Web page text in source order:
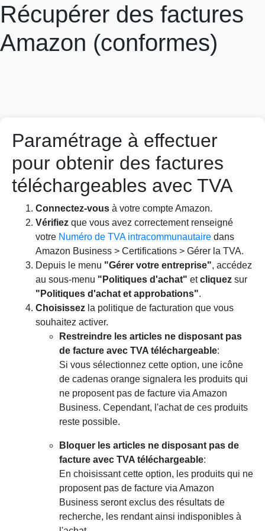
Récupérer des factures
Amazon (conformes)
Paramétrage à effectuer
pour obtenir des factures
téléchargeables avec TVA
Connectez-vous à votre compte Amazon.
Vérifiez que vous avez correctement renseigné
votre Numéro de TVA intracommunautaire dans
Amazon Business > Certifications > Gérer la TVA.
Depuis le menu "Gérer votre entreprise", accédez
au sous-menu "Politiques d'achat" etcliquez sur
"Politiques d'achat et approbations".
Choisissez la politique de facturation que vous
souhaitez activer.
Restreindre les articles ne disposant pas
de facture avec TVA téléchargeable:
Si vous sélectionnez cette option, une icône
de cadenas orange signalera les produits qui
ne proposent pas de facture via Amazon
Business. Cependant, l'achat de ces produits
reste possible.
Bloquer les articles ne disposant pas de
facture avec TVA téléchargeable:
En choisissant cette option, les produits qui ne
proposent pas de facture via Amazon
Business seront exclus des résultats de
recherche, les rendant ainsi indisponibles à